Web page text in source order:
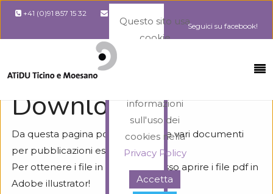
Questo sito usa
cookie
informazioni
sull'uso dei
cookies nella
Privacy Policy
Accetta
+41 (0)91 857 15 32
Seguici su facebook!
Download
Download
Da questa pagina potete scaricare vari documenti
per pubblicazioni esterne.
Per ottenere i file in vettoriale posso aprire i file pdf in
Adobe illustrator!